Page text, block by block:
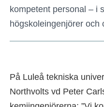
kompetent personal – i
högskoleingenjörer och
På Luleå tekniska
Northvolts vd Peter